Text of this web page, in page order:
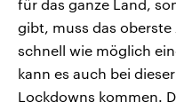
für das ganze Land,
gibt, muss das oberste
schnell wie möglich
kann es auch bei
Lockdowns kommen.